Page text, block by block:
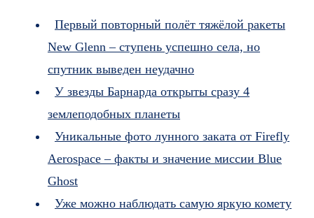
Первый повторный полёт тяжёлой ракеты
New Glenn – ступень успешно села, но
спутник выведен неудачно
У звезды Барнарда открыты сразу 4
землеподобных планеты
Уникальные фото лунного заката от Firefly
Aerospace – факты и значение миссии Blue
Ghost
Уже можно наблюдать самую яркую комету